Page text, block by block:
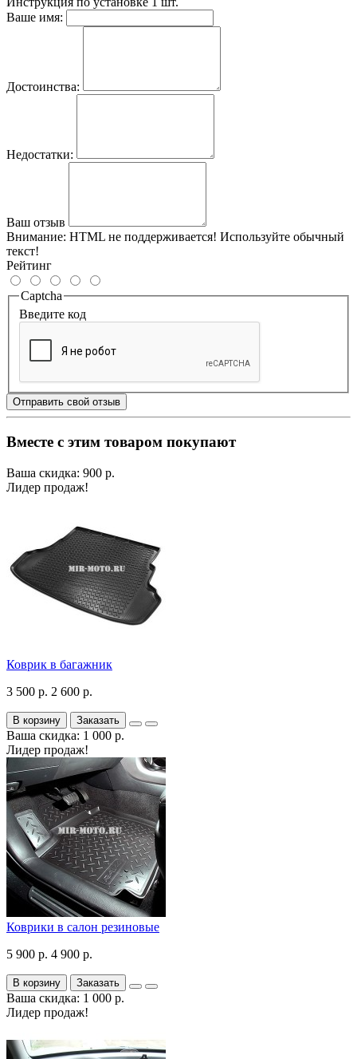
Ваше имя:
Достоинства:
Недостатки:
Ваш отзыв
Внимание: HTML не поддерживается! Используйте обычный
текст!
Рейтинг
Captcha
Введите код
Отправить свой отзыв
Вместе с этим товаром покупают
Ваша скидка: 900 р.
Лидер продаж!
Коврик в багажник
3 500 р. 2 600 р.
В корзину Заказать
Ваша скидка: 1 000 р.
Лидер продаж!
Коврики в салон резиновые
5 900 р. 4 900 р.
В корзину Заказать
Ваша скидка: 1 000 р.
Лидер продаж!